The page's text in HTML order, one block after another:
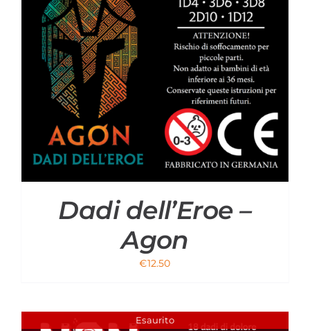
Account
Carrello
Dadi dell’Eroe –
Agon
€12.50
Esaurito